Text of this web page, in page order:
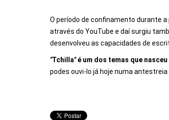
O período de confinamento durante
através do YouTube e daí surgiu
desenvolveu as capacidades de
"Tchilla"é um dos temas que
podes ouvi-lo já hoje numa antestreia